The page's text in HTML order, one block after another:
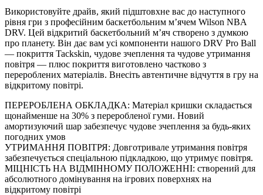
Використовуйте драйв, який підштовхне вас до наступного
рівня гри з професійним баскетбольним м’ячем Wilson NBA
DRV. Цей відкритий баскетбольний м’яч створено з думкою
про планету. Він дає вам усі компоненти нашого DRV Pro Ball
— покриття Tackskin, чудове зчеплення та чудове утримання
повітря — плюс покриття виготовлено частково з
перероблених матеріалів. Внесіть автентичне відчуття в гру на
відкритому повітрі.
ПЕРЕРОБЛЕНА ОБКЛАДКА: Матеріал кришки складається
щонайменше на 30% з переробленої гуми. Новий
амортизуючий шар забезпечує чудове зчеплення за будь-яких
погодних умов
УТРИМАННЯ ПОВІТРЯ: Довготривале утримання повітря
забезпечується спеціальною підкладкою, що утримує повітря.
МІЦНІСТЬ НА ВІДМІННОМУ ПОЛОЖЕННІ: створений для
абсолютного домінування на ігрових поверхнях на
відкритому повітрі